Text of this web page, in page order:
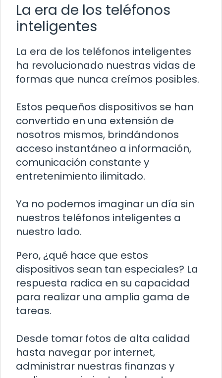
La era de los teléfonos
inteligentes
La era de los teléfonos inteligentes
ha revolucionado nuestras vidas de
formas que nunca creímos posibles.
Estos pequeños dispositivos se han
convertido en una extensión de
nosotros mismos, brindándonos
acceso instantáneo a información,
comunicación constante y
entretenimiento ilimitado.
Ya no podemos imaginar un día sin
nuestros teléfonos inteligentes a
nuestro lado.
Pero, ¿qué hace que estos
dispositivos sean tan especiales? La
respuesta radica en su capacidad
para realizar una amplia gama de
tareas.
Desde tomar fotos de alta calidad
hasta navegar por internet,
administrar nuestras finanzas y